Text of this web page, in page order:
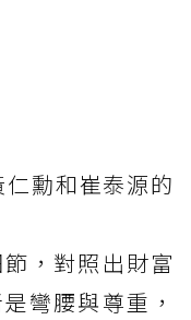
勳和崔泰源的
，對照出財富
彎腰與尊重，